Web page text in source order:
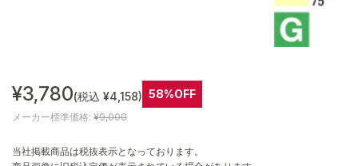
¥3,780(税込 ¥4,158) 58%OFF
メーカー標準価格: ¥9,000
当社掲載商品は税抜表示となっております。